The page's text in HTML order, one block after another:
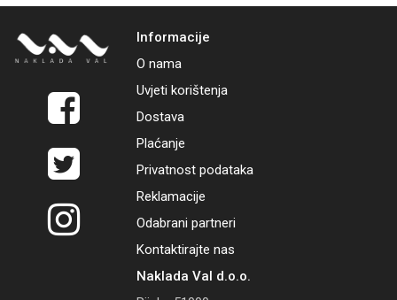
Informacije
O nama
Uvjeti korištenja
Dostava
Plaćanje
Privatnost podataka
Reklamacije
Odabrani partneri
Kontaktirajte nas
Naklada Val d.o.o.